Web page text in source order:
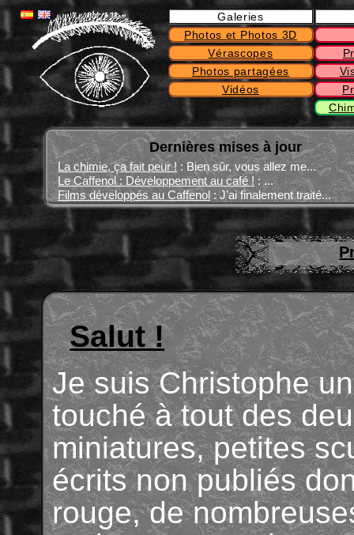
Galeries
Photos et Photos 3D
Vérascopes
Photos partagées
Vidéos
Dernières mises à jour
La chimie, ça fait peur ! : Bien sûr, vous allez me...
Le Caffenol : Développement au café ! : ...
Films développés au Caffenol : J’ai finalement traité...
Salut !
Je suis Christophe
touché à tout des
miniatures, petites
écrits non publiés
rouge, de